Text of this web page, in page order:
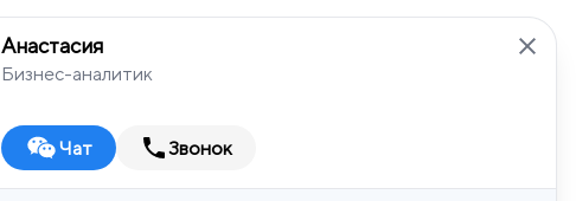
Анастасия
Бизнес-аналитик
Чат Звонок